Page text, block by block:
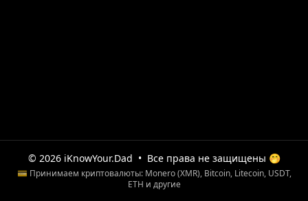
© 2026 iKnowYour.Dad • Все права не защищены 🤭
💳 Принимаем криптовалюты: Monero (XMR), Bitcoin, Litecoin, USDT,
ETH и другие